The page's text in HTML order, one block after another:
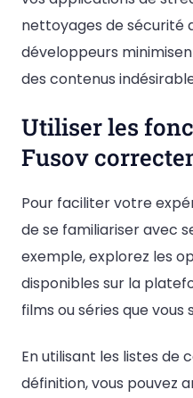
nettoyages de sécurité
développeurs
des contenus
Utiliser les
Fusov
Pour faciliter votre
de se familiariser avec
exemple, explorez les
disponibles sur la
films ou séries que vous
En utilisant les listes de
définition, vous pouvez